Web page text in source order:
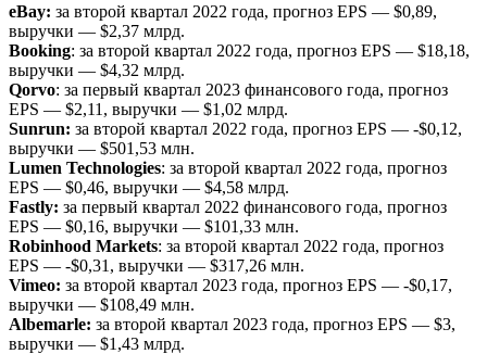
eBay: за второй квартал 2022 года, прогноз EPS — $0,89,
выручки — $2,37 млрд.
Booking: за второй квартал 2022 года, прогноз EPS — $18,18,
выручки — $4,32 млрд.
Qorvo: за первый квартал 2023 финансового года, прогноз
EPS — $2,11, выручки — $1,02 млрд.
Sunrun: за второй квартал 2022 года, прогноз EPS — -$0,12,
выручки — $501,53 млн.
Lumen Technologies: за второй квартал 2022 года, прогноз
EPS — $0,46, выручки — $4,58 млрд.
Fastly: за первый квартал 2022 финансового года, прогноз
EPS — $0,16, выручки — $101,33 млн.
Robinhood Markets: за второй квартал 2022 года, прогноз
EPS — -$0,31, выручки — $317,26 млн.
Vimeo: за второй квартал 2023 года, прогноз EPS — -$0,17,
выручки — $108,49 млн.
Albemarle: за второй квартал 2023 года, прогноз EPS — $3,
выручки — $1,43 млрд.